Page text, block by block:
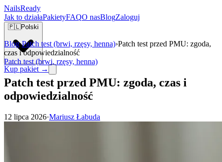
NailsReady
Jak to działaPakietyFAQO nasBlogZaloguj
🇵🇱Polski
Kup pakiet →
Blog›Patch test (brwi, rzęsy, henna)›Patch test przed PMU: zgoda,
czas i odpowiedzialność
Patch test (brwi, rzęsy, henna)
Patch test przed PMU: zgoda, czas i
odpowiedzialność
12 lipca 2026·Mariusz Łabuda